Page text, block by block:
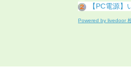
【PC電源
Powered by livedoor